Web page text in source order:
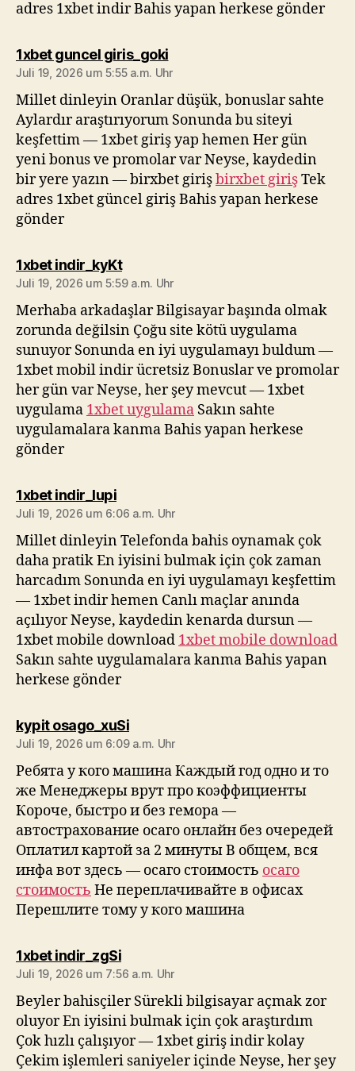
adres 1xbet indir Bahis yapan herkese gönder
1xbet guncel giris_gokisagt:
Juli 19, 2026 um 5:55 a.m. Uhr
Millet dinleyin Oranlar düşük, bonuslar sahte
Aylardır araştırıyorum Sonunda bu siteyi
keşfettim — 1xbet giriş yap hemen Her gün
yeni bonus ve promolar var Neyse, kaydedin
bir yere yazın — birxbet girişbirxbet girişTek
adres 1xbet güncel giriş Bahis yapan herkese
gönder
1xbet indir_kyKtsagt:
Juli 19, 2026 um 5:59 a.m. Uhr
Merhaba arkadaşlar Bilgisayar başında olmak
zorunda değilsin Çoğu site kötü uygulama
sunuyor Sonunda en iyi uygulamayı buldum —
1xbet mobil indir ücretsiz Bonuslar ve promolar
her gün var Neyse, her şey mevcut — 1xbet
uygulama 1xbet uygulama Sakın sahte
uygulamalara kanma Bahis yapan herkese
gönder
1xbet indir_lupisagt:
Juli 19, 2026 um 6:06 a.m. Uhr
Millet dinleyin Telefonda bahis oynamak çok
daha pratik En iyisini bulmak için çok zaman
harcadım Sonunda en iyi uygulamayı keşfettim
— 1xbet indir hemen Canlı maçlar anında
açılıyor Neyse, kaydedin kenarda dursun —
1xbet mobile download 1xbet mobile download
Sakın sahte uygulamalara kanma Bahis yapan
herkese gönder
kypit osago_xuSisagt:
Juli 19, 2026 um 6:09 a.m. Uhr
Ребята у кого машина Каждый год одно и то
же Менеджеры врут про коэффициенты
Короче, быстро и без гемора —
автострахование осаго онлайн без очередей
Оплатил картой за 2 минуты В общем, вся
инфа вот здесь — осаго стоимость осаго
стоимость Не переплачивайте в офисах
Перешлите тому у кого машина
1xbet indir_zgSisagt:
Juli 19, 2026 um 7:56 a.m. Uhr
Beyler bahisçiler Sürekli bilgisayar açmak zor
oluyor En iyisini bulmak için çok araştırdım
Çok hızlı çalışıyor — 1xbet giriş indir kolay
Çekim işlemleri saniyeler içinde Neyse, her şey